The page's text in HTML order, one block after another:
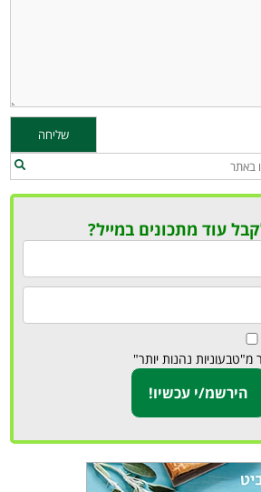
עוד מתכונים במייל?
נהנות יותר"